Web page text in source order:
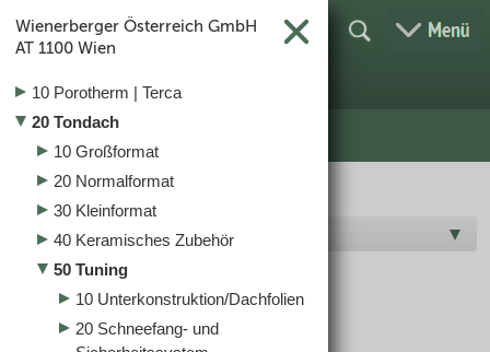
Hersteller T-W
Wienerberger Österreich GmbH
AT 1100 Wien
10 Porotherm | Terca
20 Tondach
10 Großformat
20 Normalformat
30 Kleinformat
40 Keramisches Zubehör
50 Tuning
10 Unterkonstruktion/Dachfolien
20 Schneefang- und
Sturmsicherung/Befestigung